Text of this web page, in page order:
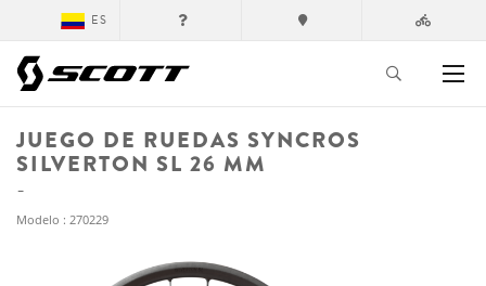
ES
JUEGO DE RUEDAS SYNCROS
SILVERTON SL 26 MM
Modelo : 270229